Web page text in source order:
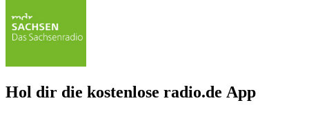
Hol dir die kostenlose radio.de App